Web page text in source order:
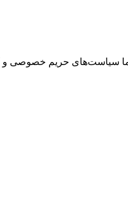
سیاست‌های حریم خصوصی و